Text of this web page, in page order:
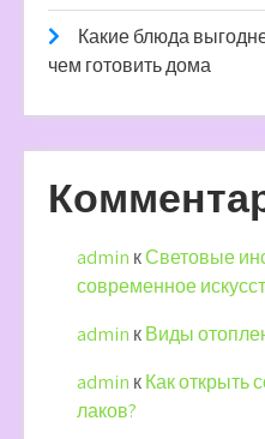
Какие блюда
чем готовить дома
admin кСветовые
современное
admin кВиды
admin кКак открыть
лаков?